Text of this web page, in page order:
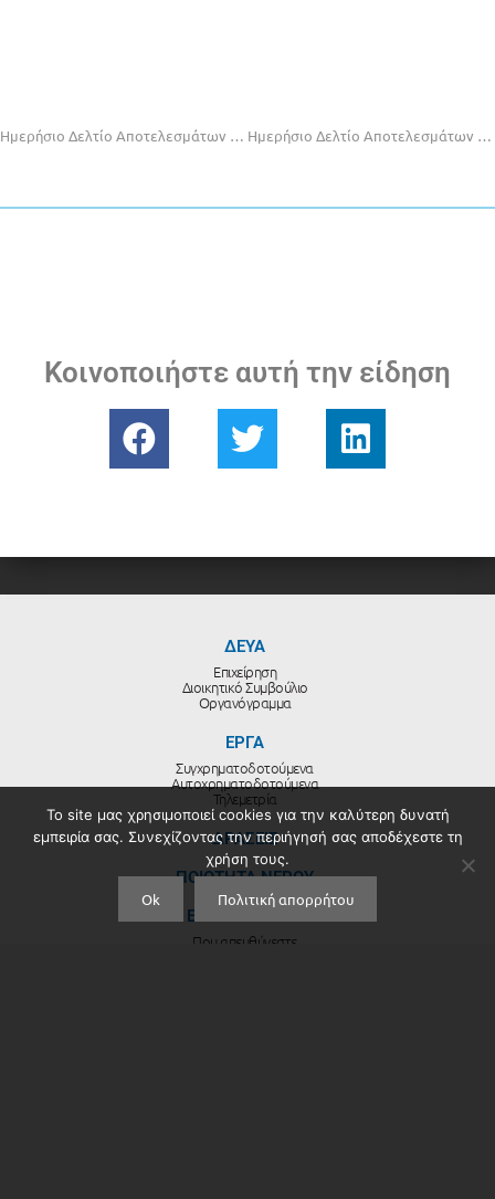
Ημερήσιο Δελτίο Αποτελεσμάτων 18-12-2019 Ημερήσιο Δελτίο Αποτελεσμάτων 28-12-2019
Κοινοποιήστε αυτή την είδηση
ΔΕΥΑ
Επιχείρηση
Διοικητικό Συμβούλιο
Οργανόγραμμα
ΕΡΓΑ
Συγχρηματοδοτούμενα
Αυτοχρηματοδοτούμενα
Τηλεμετρία
ΔΡΑΣΕΙΣ
ΠΟΙΟΤΗΤΑ ΝΕΡΟΥ
ΕΞΥΠΗΡΕΤΗΣΗ
Που απευθύνεστε
Το site μας χρησιμοποιεί cookies για την καλύτερη δυνατή
εμπειρία σας. Συνεχίζοντας την περιήγησή σας αποδέχεστε τη
χρήση τους.
Ok Πολιτική απορρήτου